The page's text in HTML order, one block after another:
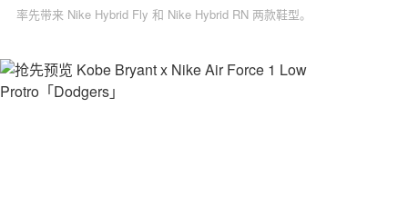
率先带来 Nike Hybrid Fly 和 Nike Hybrid RN 两款鞋型。